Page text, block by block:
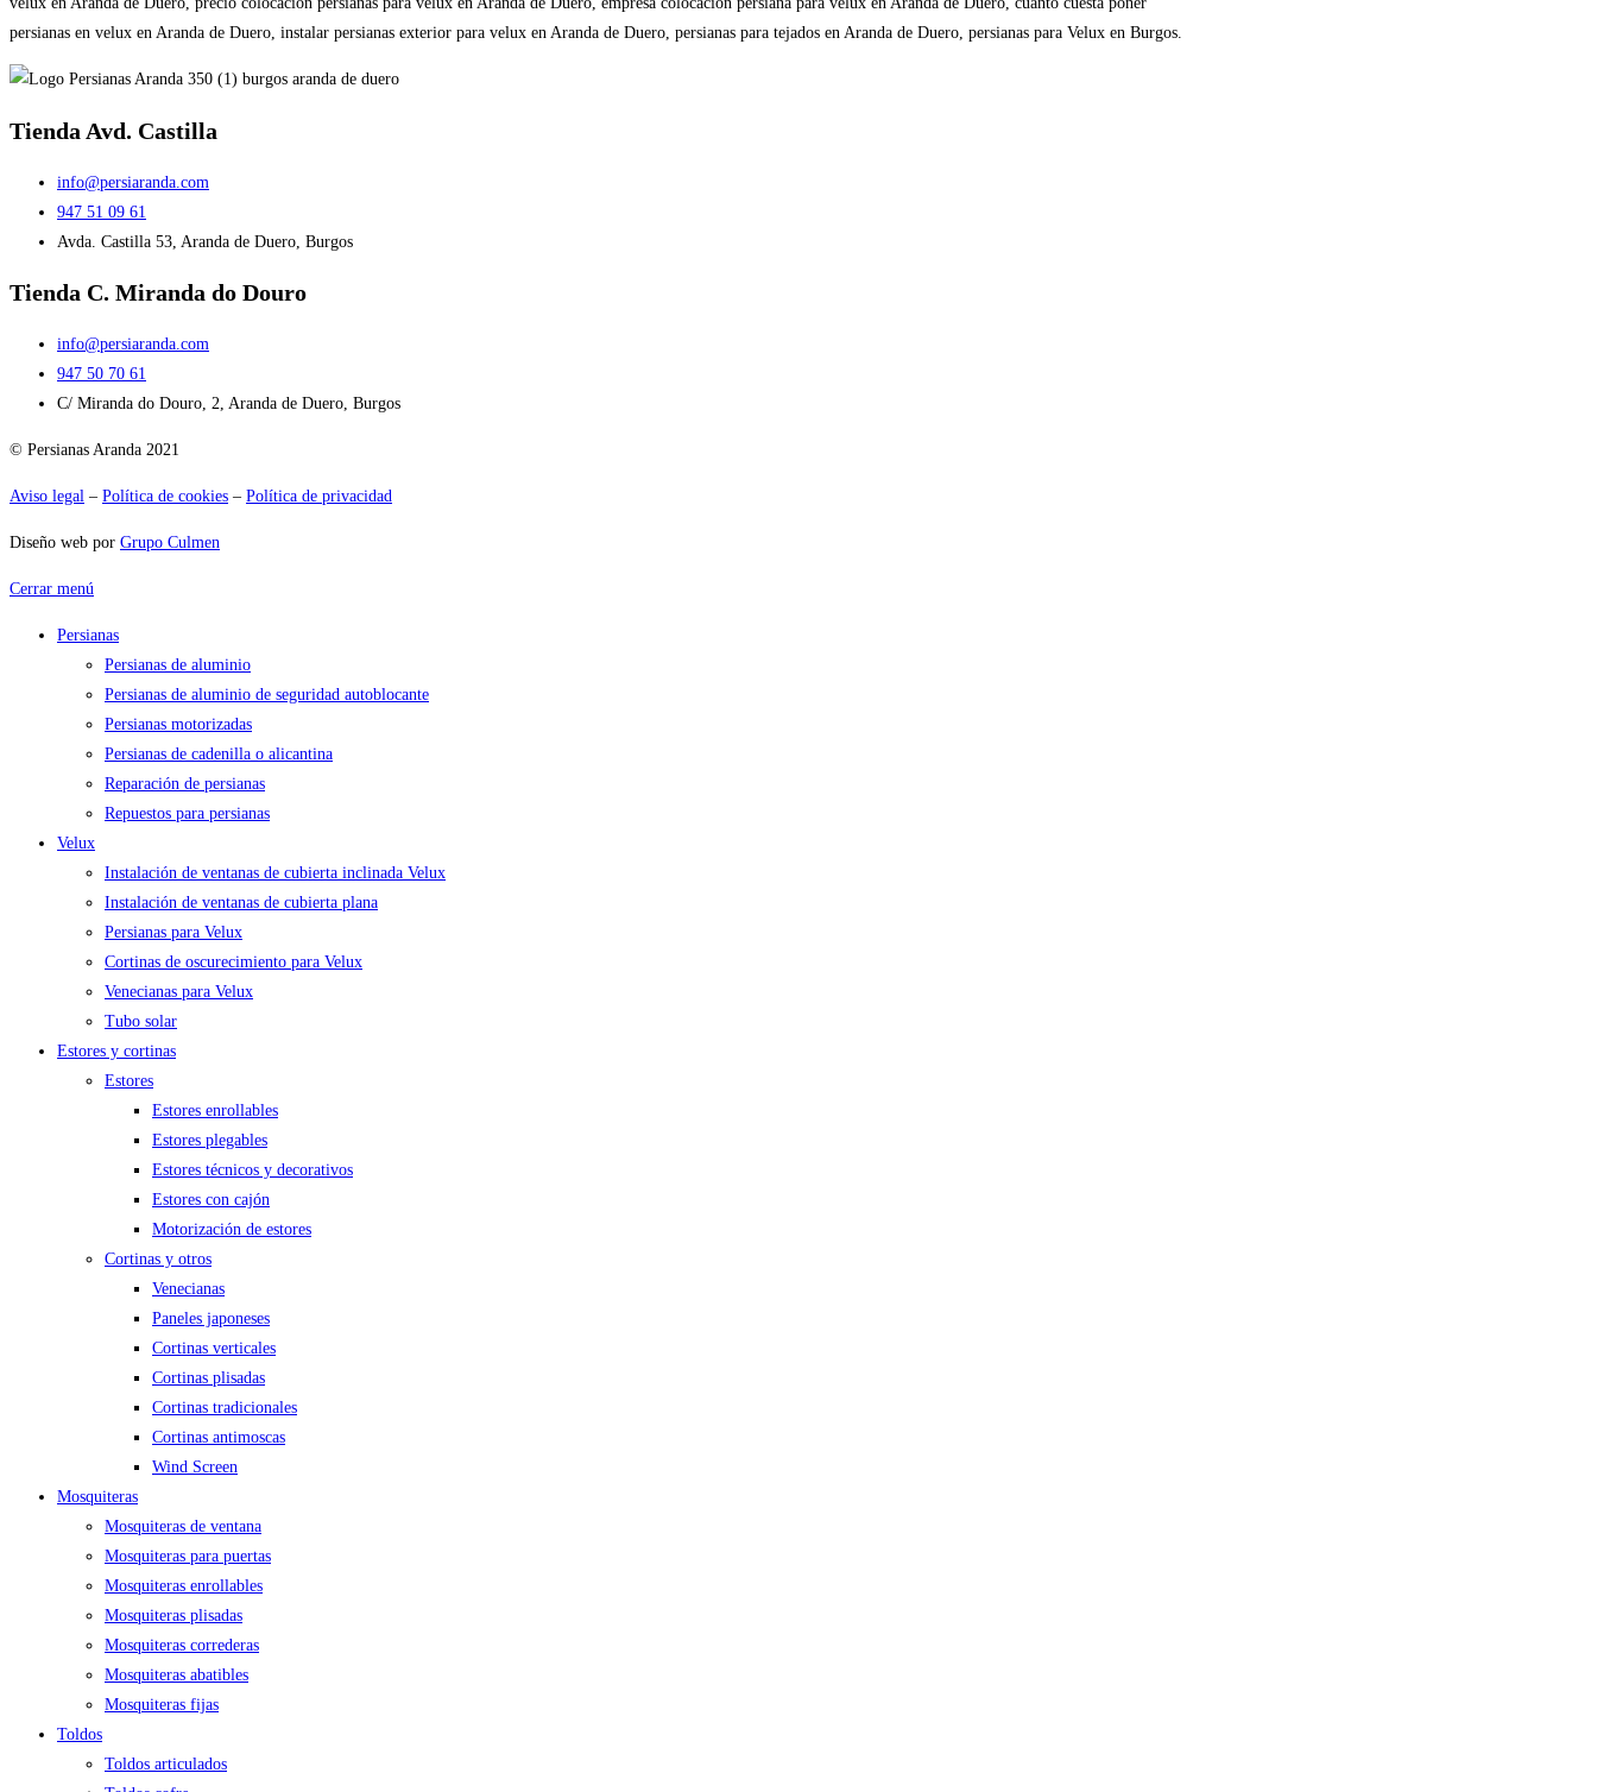
persianas en velux en Aranda de Duero, instalar persianas exterior para velux en Aranda de Duero, persianas para tejados en Aranda de Duero, persianas para Velux en Burgos.
Tienda Avd. Castilla
info@persiaranda.com
947 51 09 61
Avda. Castilla 53, Aranda de Duero, Burgos
Tienda C. Miranda do Douro
info@persiaranda.com
947 50 70 61
C/ Miranda do Douro, 2, Aranda de Duero, Burgos
© Persianas Aranda 2021
Aviso legal – Política de cookies – Política de privacidad
Diseño web por Grupo Culmen
Cerrar menú
Persianas
Persianas de aluminio
Persianas de aluminio de seguridad autoblocante
Persianas motorizadas
Persianas de cadenilla o alicantina
Reparación de persianas
Repuestos para persianas
Velux
Instalación de ventanas de cubierta inclinada Velux
Instalación de ventanas de cubierta plana
Persianas para Velux
Cortinas de oscurecimiento para Velux
Venecianas para Velux
Tubo solar
Estores y cortinas
Estores
Estores enrollables
Estores plegables
Estores técnicos y decorativos
Estores con cajón
Motorización de estores
Cortinas y otros
Venecianas
Paneles japoneses
Cortinas verticales
Cortinas plisadas
Cortinas tradicionales
Cortinas antimoscas
Wind Screen
Mosquiteras
Mosquiteras de ventana
Mosquiteras para puertas
Mosquiteras enrollables
Mosquiteras plisadas
Mosquiteras correderas
Mosquiteras abatibles
Mosquiteras fijas
Toldos
Toldos articulados